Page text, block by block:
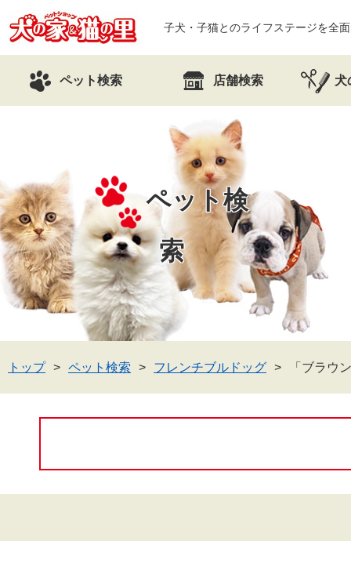
子犬・子猫とのライフステージを全
ペット検索 店舗検索 犬
ペット検
索
トップ ペット検索 フレンチブルドッグ 「ブラウ